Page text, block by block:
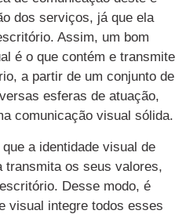
dos serviços, já que ela
Assim, um bom
é o que contém e transmite
a partir de um conjunto de
esferas de atuação,
comunicação visual sólida.
a identidade visual de
transmita os seus valores,
Desse modo, é
visual integre todos esses